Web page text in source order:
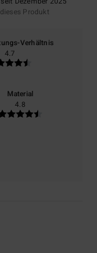
Produkt
Verhältnis
4.7
Material
4.8